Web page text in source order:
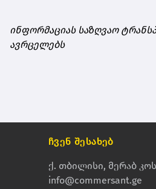
ინფორმაციას საზღვაო
ავრცელებს
ჩვენ შესახებ
ქ. თბილისი, მერაბ
info@commersant.ge